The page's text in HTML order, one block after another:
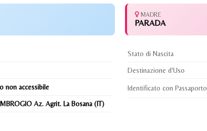
MADRE
PARADA
non accessibile
Az. Agrit. La Bosana (IT)
Stato di Nascita
Destinazione d'Uso
Identificato con Passaporto